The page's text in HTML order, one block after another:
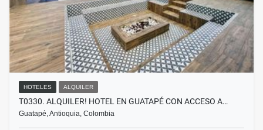
HOTELES ALQUILER
T0330. ALQUILER! HOTEL EN GUATAPÉ CON ACCESO A…
Guatapé, Antioquia, Colombia